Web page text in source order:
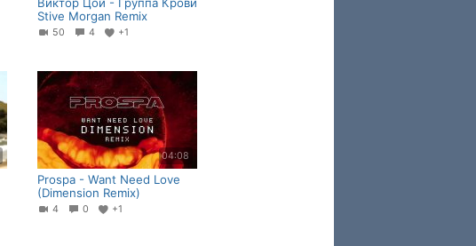
Stive Morgan Remix
50 4 +1
04:08
Prospa - Want Need Love
(Dimension Remix)
4 0 +1